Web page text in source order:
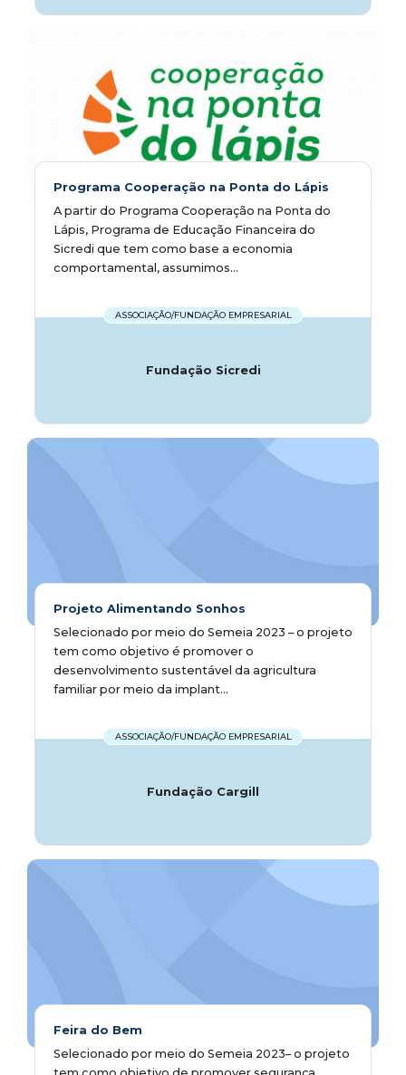
Programa Cooperação na Ponta do Lápis
A partir do Programa Cooperação na Ponta do
Lápis, Programa de Educação Financeira do
Sicredi que tem como base a economia
comportamental, assumimos...
ASSOCIAÇÃO/FUNDAÇÃO EMPRESARIAL
Fundação Sicredi
Projeto Alimentando Sonhos
Selecionado por meio do Semeia 2023 – o projeto
tem como objetivo é promover o
desenvolvimento sustentável da agricultura
familiar por meio da implant...
ASSOCIAÇÃO/FUNDAÇÃO EMPRESARIAL
Fundação Cargill
Feira do Bem
Selecionado por meio do Semeia 2023– o projeto